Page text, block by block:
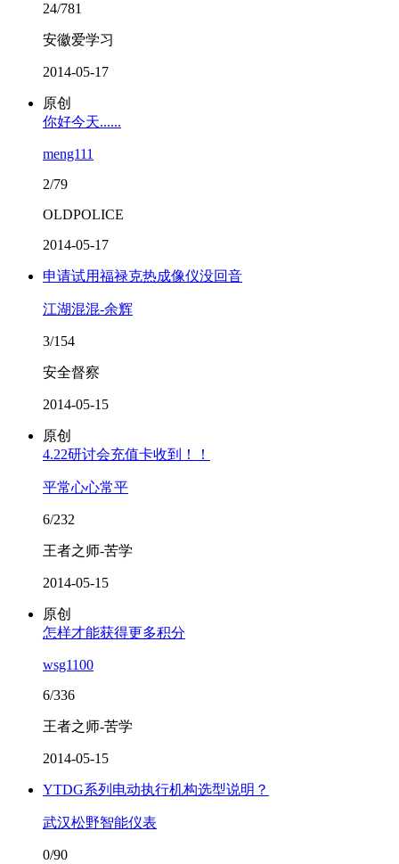
24/781
安徽爱学习
2014-05-17
原创
你好今天......
meng111
2/79
OLDPOLICE
2014-05-17
申请试用福禄克热成像仪没回音
江湖混混-余辉
3/154
安全督察
2014-05-15
原创
4.22研讨会充值卡收到！！
平常心心常平
6/232
王者之师-苦学
2014-05-15
原创
怎样才能获得更多积分
wsg1100
6/336
王者之师-苦学
2014-05-15
YTDG系列电动执行机构选型说明？
武汉松野智能仪表
0/90